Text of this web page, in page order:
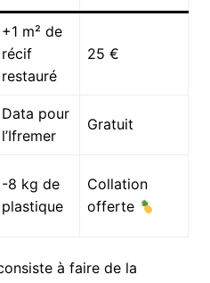
+1 m² de
récif
restauré
25 €
Data pour
l’Ifremer
Gratuit
-8 kg de
plastique
Collation
offerte
à faire de la